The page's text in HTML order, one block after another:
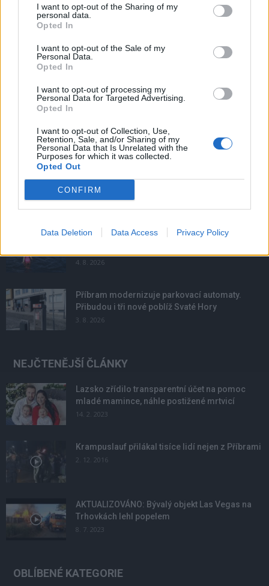
I want to opt-out of the Sharing of my
personal data.
Opted In
I want to opt-out of the Sale of my
Personal Data.
Opted In
I want to opt-out of processing my
Personal Data for Targeted Advertising.
Opted In
I want to opt-out of Collection, Use,
Retention, Sale, and/or Sharing of my
Personal Data that Is Unrelated with the
Purposes for which it was collected.
Opted Out
CONFIRM
Data Deletion Data Access Privacy Policy
NOVINKY
Obděnice vzpomínaly na filmovou legendu
6. 8. 2026
Většina koupališť na Příbramsku nabízí výborné
4. 8. 2026
Příbram modernizuje parkovací automaty.
Přibudou i tři nové poblíž Svaté Hory
3. 8. 2026
NEJČTENĚJŠÍ ČLÁNKY
Lazsko zřídilo transparentní účet na pomoc
mladé mamince, náhle postižené mrtvicí
14. 2. 2023
Krampuslauf přilákal tisíce lidí nejen z Příbrami
2. 12. 2016
AKTUALIZOVÁNO: Bývalý objekt Las Vegas na
Trhovkách lehl popelem
8. 7. 2023
OBLÍBENÉ KATEGORIE